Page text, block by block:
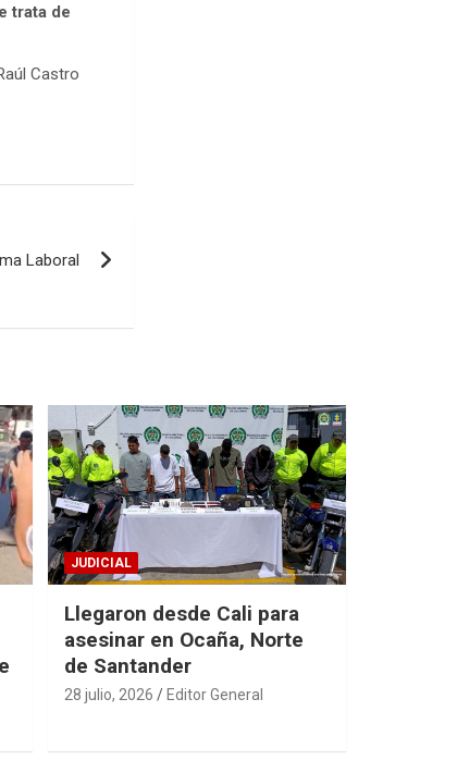
trata de
Castro
Laboral
JUDICIAL
Llegaron desde Cali para
asesinar en Ocaña, Norte
de Santander
28 julio, 2026 Editor General